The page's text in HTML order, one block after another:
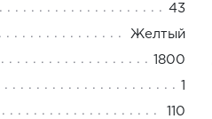
43
Желтый
1800
110